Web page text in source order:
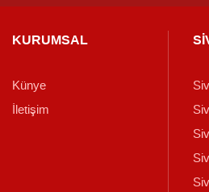
KURUMSAL
Künye
İletişim